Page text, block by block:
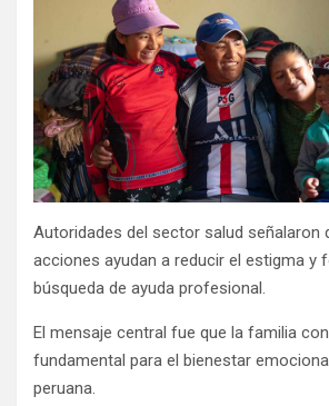
Autoridades del sector salud señalaron
acciones ayudan a reducir el estigma y
búsqueda de ayuda profesional.
El mensaje central fue que la familia
fundamental para el bienestar
peruana.